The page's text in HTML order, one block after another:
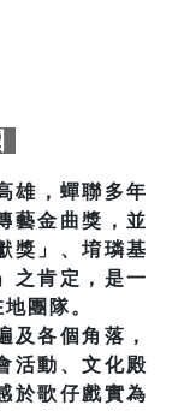
雄，蟬聯多年
藝金曲獎，並
獎」、堉璘基
之肯定，是一
團隊。
及各個角落，
活動、文化殿
於歌仔戲實為